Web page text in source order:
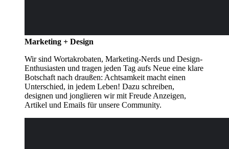
Marketing + Design
Wir sind Wortakrobaten, Marketing-Nerds und Design-
Enthusiasten und tragen jeden Tag aufs Neue eine klare
Botschaft nach draußen: Achtsamkeit macht einen
Unterschied, in jedem Leben! Dazu schreiben,
designen und jonglieren wir mit Freude Anzeigen,
Artikel und Emails für unsere Community.